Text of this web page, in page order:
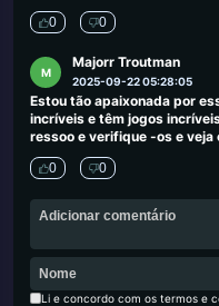
0 0
M
Majorr Troutman
2025-09-22 05:28:05
Estou tão apaixonada por
incríveis e têm jogos
ressoo e verifique -os e veja
0 0
Li e concordo com os termos e